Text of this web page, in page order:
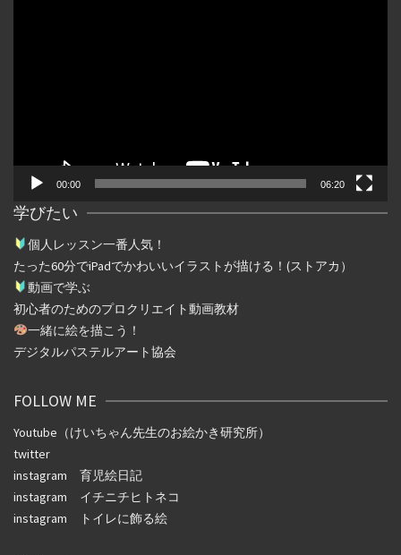
00:00 06:20
学びたい
個人レッスン一番人気！
たった60分でiPadでかわいいイラストが描ける！(ストアカ）
動画で学ぶ
初心者のためのプロクリエイト動画教材
一緒に絵を描こう！
デジタルパステルアート協会
FOLLOW ME
Youtube（けいちゃん先生のお絵かき研究所）
twitter
instagram 育児絵日記
instagram イチニチヒトネコ
instagram トイレに飾る絵